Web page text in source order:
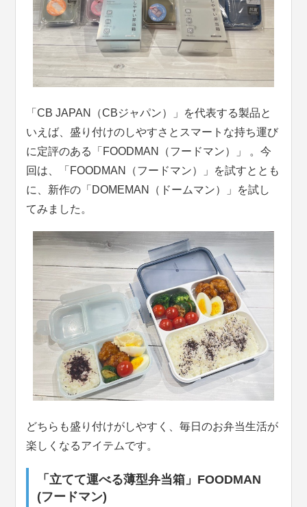
「CB JAPAN（CBジャパン）」を代表する製品と
いえば、盛り付けのしやすさとスマートな持ち運び
に定評のある「FOODMAN（フードマン）」 。今
回は、「FOODMAN（フードマン）」を試すととも
に、新作の「DOMEMAN（ドームマン）」を試し
てみました。
どちらも盛り付けがしやすく、毎日のお弁当生活が
楽しくなるアイテムです。
「立てて運べる薄型弁当箱」FOODMAN
(フードマン)